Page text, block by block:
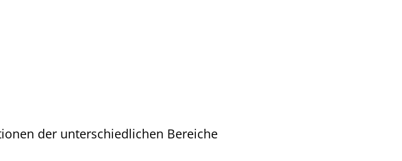
der unterschiedlichen Bereiche